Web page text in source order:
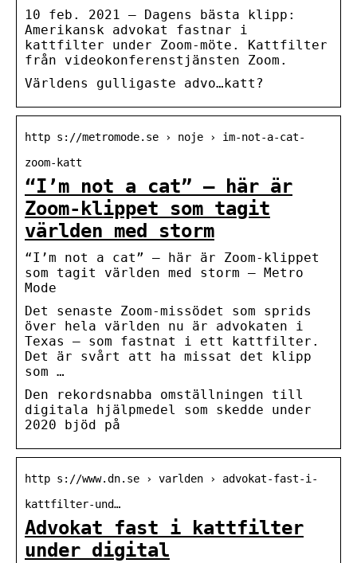
10 feb. 2021 — Dagens bästa klipp:
Amerikansk advokat fastnar i
kattfilter under Zoom-möte. Kattfilter
från videokonferenstjänsten Zoom.
Världens gulligaste advo…katt?
http s://metromode.se › noje › im-not-a-cat-
zoom-katt
“I’m not a cat” – här är
Zoom-klippet som tagit
världen med storm
“I’m not a cat” – här är Zoom-klippet
som tagit världen med storm – Metro
Mode
Det senaste Zoom-missödet som sprids
över hela världen nu är advokaten i
Texas – som fastnat i ett kattfilter.
Det är svårt att ha missat det klipp
som …
Den rekordsnabba omställningen till
digitala hjälpmedel som skedde under
2020 bjöd på
http s://www.dn.se › varlden › advokat-fast-i-
kattfilter-und…
Advokat fast i kattfilter
under digital